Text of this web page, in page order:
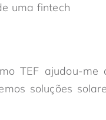
uma fintech
TEF ajudou-
soluções